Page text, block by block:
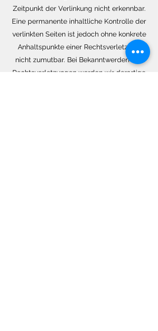
Zeitpunkt der Verlinkung nicht erkennbar.
Eine permanente inhaltliche Kontrolle der
verlinkten Seiten ist jedoch ohne konkrete
Anhaltspunkte einer Rechtsverletzung
nicht zumutbar. Bei Bekanntwerden von
Rechtsverletzungen werden wir derartige